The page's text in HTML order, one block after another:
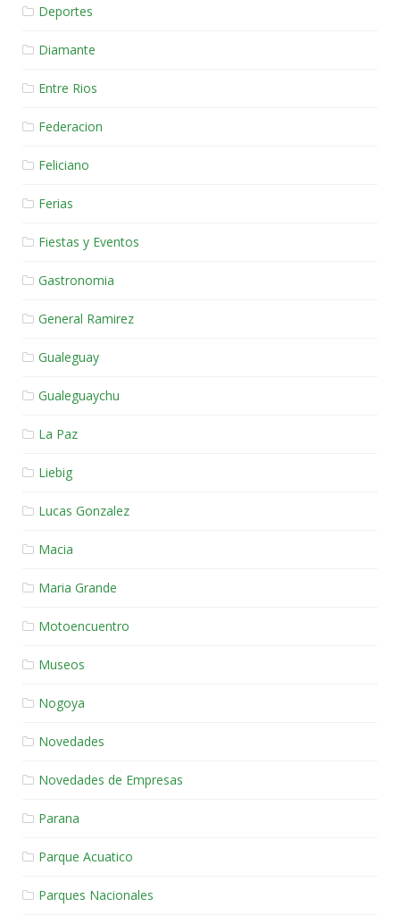
Deportes
Diamante
Entre Rios
Federacion
Feliciano
Ferias
Fiestas y Eventos
Gastronomia
General Ramirez
Gualeguay
Gualeguaychu
La Paz
Liebig
Lucas Gonzalez
Macia
Maria Grande
Motoencuentro
Museos
Nogoya
Novedades
Novedades de Empresas
Parana
Parque Acuatico
Parques Nacionales